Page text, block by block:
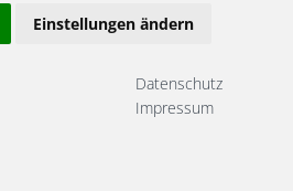
Einstellungen ändern
Datenschutz
Impressum
gewollten Auslösungen